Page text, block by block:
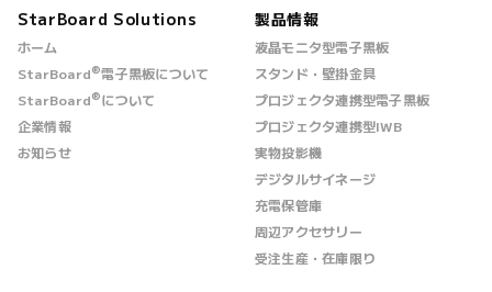
StarBoard Solutions
ホーム
StarBoard®電子黒板について
StarBoard®について
企業情報
お知らせ
製品情報
液晶モニタ型電子黒板
スタンド・壁掛金具
プロジェクタ連携型電子黒板
プロジェクタ連携型IWB
実物投影機
デジタルサイネージ
充電保管庫
周辺アクセサリー
受注生産・在庫限り